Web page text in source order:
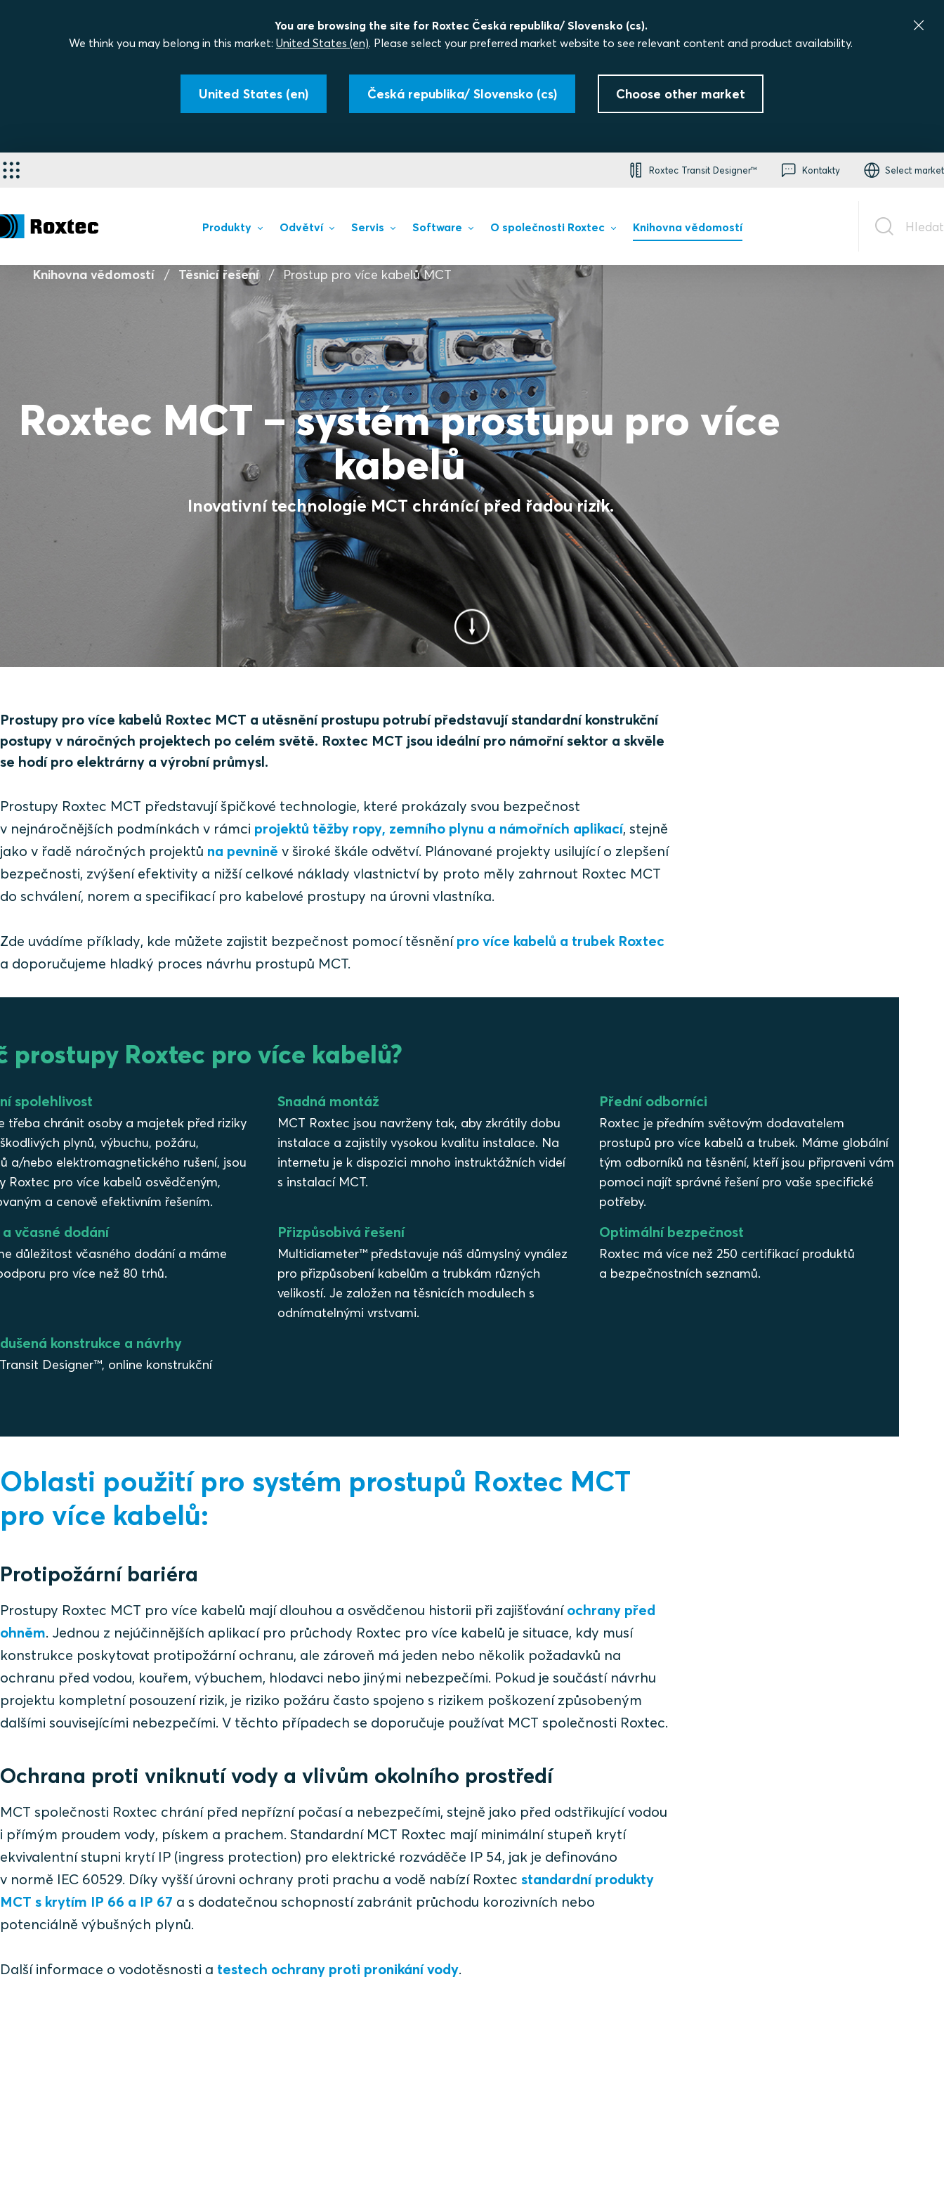
You are browsing the site for Roxtec Česká republika/ Slovensko (cs).
We think you may belong in this market: United States (en). Please select your preferred market website to see relevant content and product availability.
United States (en) Česká republika/ Slovensko (cs) Choose other market
Roxtec Transit Designer™ Kontakty Select market
Produkty Odvětví Servis Software O společnosti Roxtec Knihovna vědomostí Hledat
Knihovna vědomostí Těsnicí řešení Prostup pro více kabelů MCT
Roxtec MCT – systém prostupu pro více
kabelů
Inovativní technologie MCT chránící před řadou rizik.
Prostupy pro více kabelů Roxtec MCT a utěsnění prostupu potrubí představují standardní konstrukční
postupy v náročných projektech po celém světě. Roxtec MCT jsou ideální pro námořní sektor a skvěle
se hodí pro elektrárny a výrobní průmysl.
Prostupy Roxtec MCT představují špičkové technologie, které prokázaly svou bezpečnost
v nejnáročnějších podmínkách v rámci projektů těžby ropy, zemního plynu a námořních aplikací, stejně
jako v řadě náročných projektů na pevnině v široké škále odvětví. Plánované projekty usilující o zlepšení
bezpečnosti, zvýšení efektivity a nižší celkové náklady vlastnictví by proto měly zahrnout Roxtec MCT
do schválení, norem a specifikací pro kabelové prostupy na úrovni vlastníka.
Zde uvádíme příklady, kde můžete zajistit bezpečnost pomocí těsnění pro více kabelů a trubek Roxtec
a doporučujeme hladký proces návrhu prostupů MCT.
prostupy Roxtec pro více kabelů?
spolehlivost
třeba chránit osoby a majetek před riziky
plynů, výbuchu, požáru,
a/nebo elektromagnetického rušení, jsou
Roxtec pro více kabelů osvědčeným,
a cenově efektivním řešením.
Snadná montáž
MCT Roxtec jsou navrženy tak, aby zkrátily dobu
instalace a zajistily vysokou kvalitu instalace. Na
internetu je k dispozici mnoho instruktážních videí
s instalací MCT.
Přední odborníci
Roxtec je předním světovým dodavatelem
prostupů pro více kabelů a trubek. Máme globální
tým odborníků na těsnění, kteří jsou připraveni vám
pomoci najít správné řešení pro vaše specifické
potřeby.
včasné dodání
důležitost včasného dodání a máme
pro více než 80 trhů.
Přizpůsobivá řešení
Multidiameter™ představuje náš důmyslný vynález
pro přizpůsobení kabelům a trubkám různých
velikostí. Je založen na těsnicích modulech s
odnímatelnými vrstvami.
Optimální bezpečnost
Roxtec má více než 250 certifikací produktů
a bezpečnostních seznamů.
konstrukce a návrhy
Designer™, online konstrukční
Oblasti použití pro systém prostupů Roxtec MCT
pro více kabelů:
Protipožární bariéra
Prostupy Roxtec MCT pro více kabelů mají dlouhou a osvědčenou historii při zajišťování ochrany před
ohněm. Jednou z nejúčinnějších aplikací pro průchody Roxtec pro více kabelů je situace, kdy musí
konstrukce poskytovat protipožární ochranu, ale zároveň má jeden nebo několik požadavků na
ochranu před vodou, kouřem, výbuchem, hlodavci nebo jinými nebezpečími. Pokud je součástí návrhu
projektu kompletní posouzení rizik, je riziko požáru často spojeno s rizikem poškození způsobeným
dalšími souvisejícími nebezpečími. V těchto případech se doporučuje používat MCT společnosti Roxtec.
Ochrana proti vniknutí vody a vlivům okolního prostředí
MCT společnosti Roxtec chrání před nepřízní počasí a nebezpečími, stejně jako před odstřikující vodou
i přímým proudem vody, pískem a prachem. Standardní MCT Roxtec mají minimální stupeň krytí
ekvivalentní stupni krytí IP (ingress protection) pro elektrické rozváděče IP 54, jak je definováno
v normě IEC 60529. Díky vyšší úrovni ochrany proti prachu a vodě nabízí Roxtec standardní produkty
MCT s krytím IP 66 a IP 67 a s dodatečnou schopností zabránit průchodu korozivních nebo
potenciálně výbušných plynů.
Další informace o vodotěsnosti a testech ochrany proti pronikání vody.